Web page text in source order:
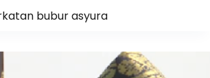
bubur asyura